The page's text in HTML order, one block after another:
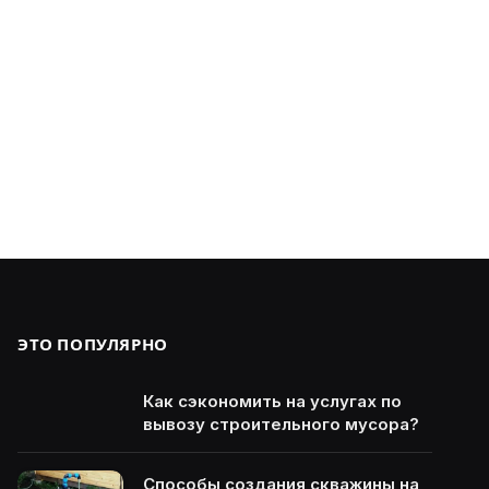
ЭТО ПОПУЛЯРНО
Как сэкономить на услугах по
вывозу строительного мусора?
Способы создания скважины на